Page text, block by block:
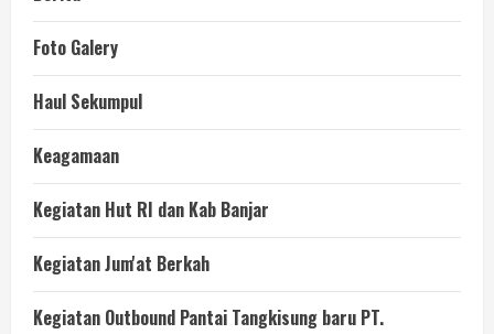
Foto Galery
Haul Sekumpul
Keagamaan
Kegiatan Hut RI dan Kab Banjar
Kegiatan Jum'at Berkah
Kegiatan Outbound Pantai Tangkisung baru PT.